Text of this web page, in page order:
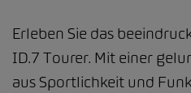
Erleben Sie das
ID.7 Tourer. Mit einer
aus Sportlichkeit und